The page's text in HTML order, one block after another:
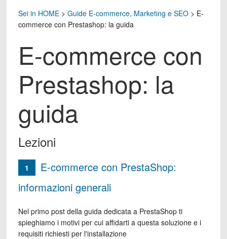
Sei in HOME> Guide E-commerce, Marketing e SEO> E-
commerce con Prestashop: la guida
E-commerce con
Prestashop: la
guida
Lezioni
1
E-commerce con PrestaShop:
informazioni generali
Nel primo post della guida dedicata a PrestaShop ti
spieghiamo i motivi per cui affidarti a questa soluzione e i
requisiti richiesti per l'installazione